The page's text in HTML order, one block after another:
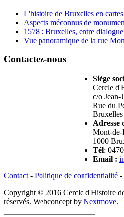
L'histoire de Bruxelles en
Aspects méconnus de
1578 : Bruxelles, entre
Vue panoramique de la rue
Contactez-nous
Siège
Cercle
c/o
Rue du
Bruxelles
Adresse
Mont-de-
1000
Tél:
Email :
Contact - Politique de confidentialité -
Copyright © 2016 Cercle d'Histoire
réservés. Webconcept by Nextmove.